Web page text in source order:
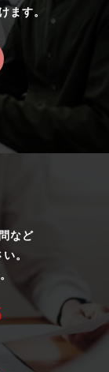
ます。
など
。